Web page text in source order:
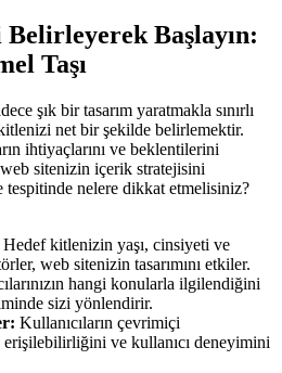
Başlayın:
Taşı
şık bir tasarım yaratmakla sınırlı
net bir şekilde belirlemektir.
ihtiyaçlarını ve beklentilerini
web sitenizin içerik stratejisini
nelere dikkat etmelisiniz?
Hedef kitlenizin yaşı, cinsiyeti ve
web sitenizin tasarımını etkiler.
hangi konularla ilgilendiğini
sizi yönlendirir.
Kullanıcıların çevrimiçi
erişilebilirliğini ve kullanıcı deneyimini